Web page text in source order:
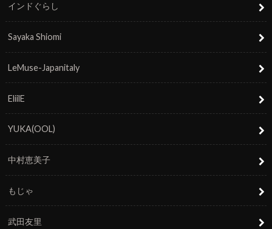
インドぐらし
Sayaka Shiomi
LeMuse-Japanitaly
EliilE
YUKA(OOL)
中村恵美子
もじゃ
武田友里